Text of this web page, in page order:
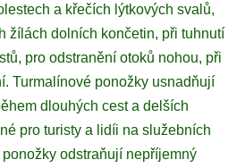
a křečích lýtkových svalů,
žílách dolních končetin, při tuhnutí
pro odstranění otoků nohou, při
Turmalínové ponožky usnadňují
dlouhých cest a delších
pro turisty a lidíi na služebních
odstraňují nepříjemný